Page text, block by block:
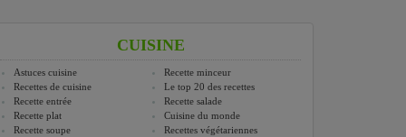
CUISINE
Astuces cuisine
Recette minceur
Recettes de cuisine
Le top 20 des recettes
Recette entrée
Recette salade
Recette plat
Cuisine du monde
Recette soupe
Recettes végétariennes